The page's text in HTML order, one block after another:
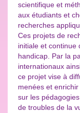
scientifique et
aux étudiants et
recherches
Ces projets de
initiale et continue
handicap. Par la
internationaux
ce projet vise à
menées et
sur les
de troubles de la